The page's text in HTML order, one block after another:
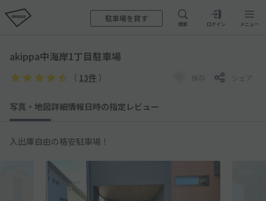
駐車場を貸す
検索 ログイン メニュー
akippa中海岸1丁目駐車場
（ 13件 ） 保存 シェア
写真・地図詳細情報日時の指定 レビュー
入出庫自由の格安駐車場！